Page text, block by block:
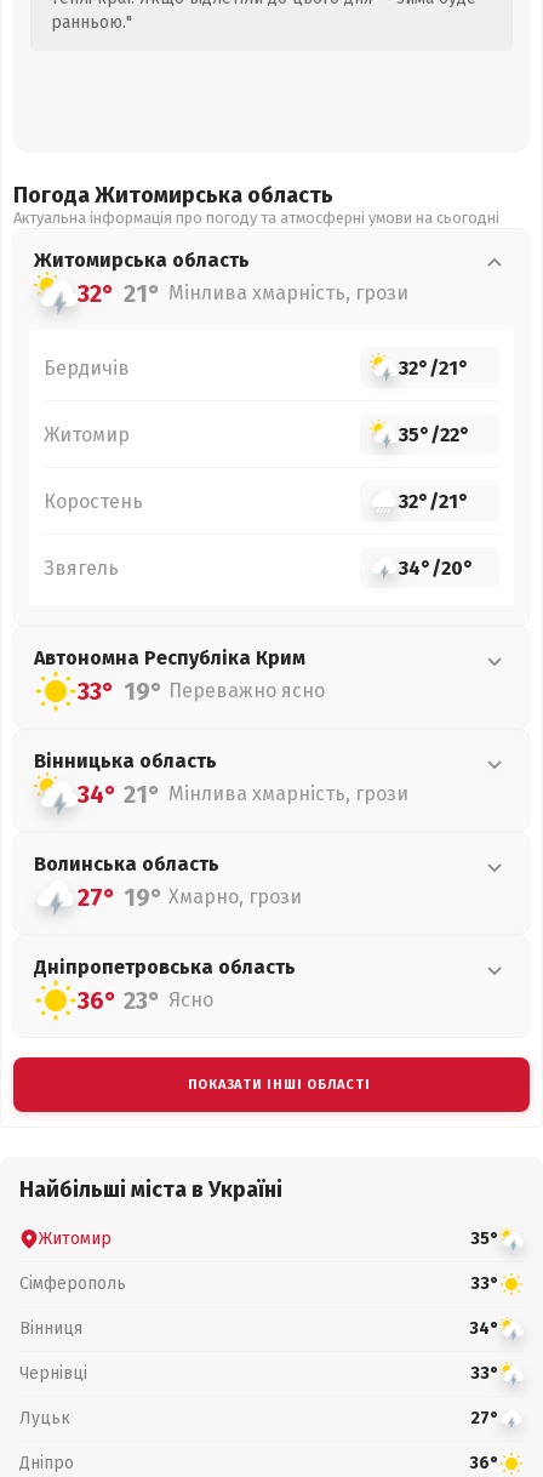
ранньою."
Погода Житомирська область
Актуальна інформація про погоду та атмосферні умови на сьогодні
Житомирська область
32° 21° Мінлива хмарність, грози
Бердичів 32°/21°
Житомир 35°/22°
Коростень 32°/21°
Звягель 34°/20°
Автономна Республіка Крим
33° 19° Переважно ясно
Вінницька область
34° 21° Мінлива хмарність, грози
Волинська область
27° 19° Хмарно, грози
Дніпропетровська область
36° 23° Ясно
ПОКАЗАТИ ІНШІ ОБЛАСТІ
Найбільші міста в Україні
Житомир 35°
Сімферополь 33°
Вінниця 34°
Чернівці 33°
Луцьк 27°
Дніпро 36°